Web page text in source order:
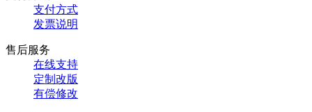
支付方式
发票说明
售后服务
在线支持
定制改版
有偿修改